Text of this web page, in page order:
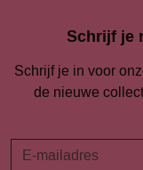
Schrijf je
Schrijf je in voor
de nieuwe